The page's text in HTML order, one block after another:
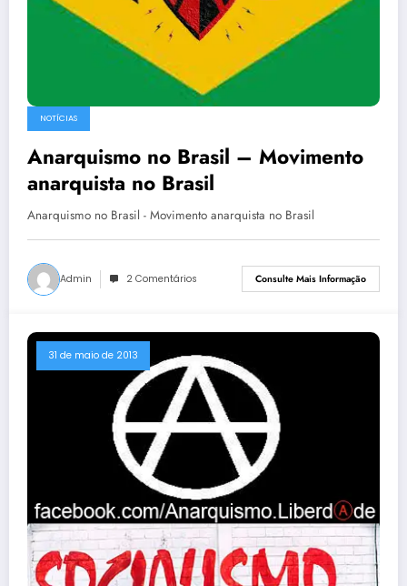
NOTÍCIAS
Anarquismo no Brasil – Movimento
anarquista no Brasil
Anarquismo no Brasil - Movimento anarquista no Brasil
Admin 2 Comentários Consulte Mais Informação
31 de maio de 2013